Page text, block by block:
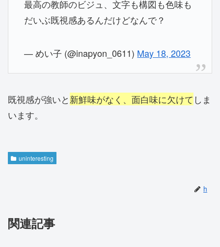
最高の教師のビジュ、文字も構図も色味も
だいぶ既視感あるんだけどなんで？
— めい子 (@inapyon_0611) May 18, 2023
既視感が強いと新鮮味がなく、面白味に欠けて しま
います。
uninteresting
h
関連記事